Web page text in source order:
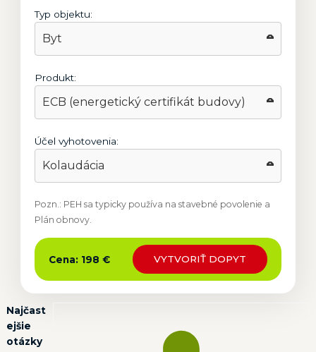
Typ objektu:
Produkt:
Účel vyhotovenia:
Pozn.: PEH sa typicky používa na stavebné povolenie a
Plán obnovy.
Cena: 198 € VYTVORIŤ DOPYT
Najčast
ejšie
otázky